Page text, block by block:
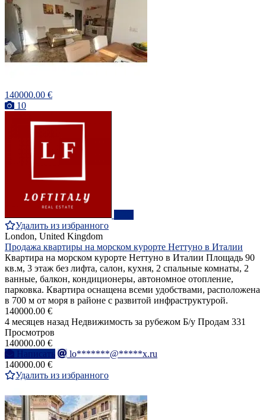
140000.00 €
10
Удалить из избранного
London, United Kingdom
Продажа квартиры на морском курорте Неттуно в Италии
Квартира на морском курорте Неттуно в Италии Площадь 90
кв.м, 3 этаж без лифта, салон, кухня, 2 спальные комнаты, 2
ванные, балкон, кондиционеры, автономное отопление,
парковка. Квартира оснащена всеми удобствами, расположена
в 700 м от моря в районе с развитой инфраструктурой.
140000.00 €
4 месяцев назад Недвижимость за рубежом Б/у Продам 331
Просмотров
140000.00 €
Написать
lo*******@*****x.ru
140000.00 €
Удалить из избранного